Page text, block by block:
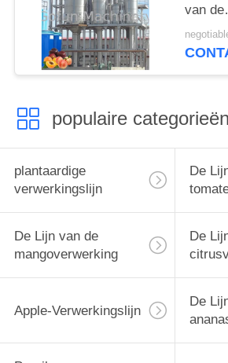
van de
de de
populaire categorieën
plantaardige
verwerkingslijn
De
De Lijn van de
mangoverwerking
De
Apple-Verwerkingslijn
De